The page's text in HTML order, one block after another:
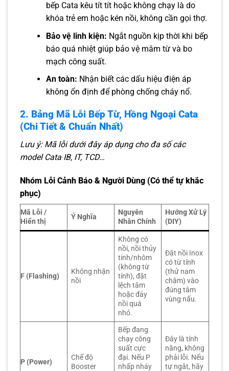
bếp Cata kêu tít tít hoặc không chạy là do
khóa trẻ em hoặc kén nồi, không cần gọi thợ.
Bảo vệ linh kiện: Ngắt nguồn kịp thời khi bếp
báo quá nhiệt giúp bảo vệ mâm từ và bo
mạch công suất.
An toàn: Nhận biết các dấu hiệu điện áp
không ổn định để phòng chống cháy nổ.
2. Bảng Mã Lỗi Bếp Từ, Hồng Ngoại Cata
(Chi Tiết & Chuẩn Nhất)
Lưu ý: Mã lỗi dưới đây áp dụng cho đa số các
model Cata IB, IT, TCD…
Nhóm Lỗi Cảnh Báo & Người Dùng (Có thể tự khắc
phục)
Mã Lỗi /
Hiển thị
Ý Nghĩa
Nguyên
Nhân Chính
Hướng Xử Lý
(DIY)
F (Flashing)
Không nhận
nồi
Không có
nồi, nồi thủy
tinh/nhôm
(không từ
tính), đặt
lệch tâm
hoặc đáy
nồi quá
nhỏ.
Đặt nồi Inox
có từ tính
(thử nam
châm) vào
đúng tâm
vùng nấu.
P (Power)
Chế độ
Booster
Bếp đang
chạy công
suất cực
đại. Nếu P
nhấp nháy
Đây là tính
năng, không
phải lỗi. Nếu
tự ngắt, hãy